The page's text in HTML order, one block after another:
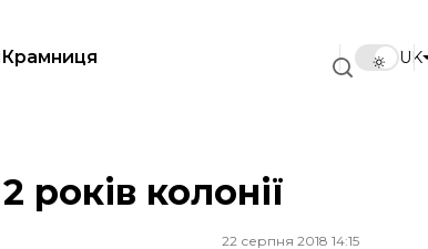
UK
Крамниця
колонії
22 серпня 2018 14:15